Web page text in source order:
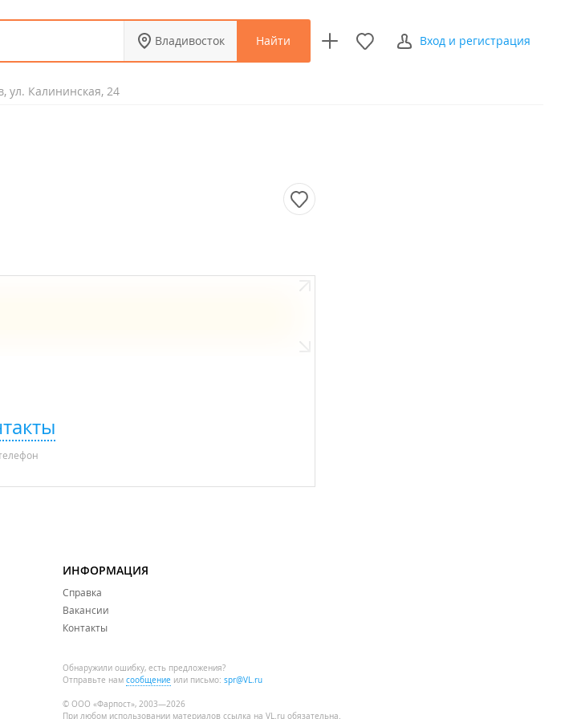
Владивосток Найти Вход и регистрация
ул. Калининская, 24
ИНФОРМАЦИЯ
Справка
Вакансии
Контакты
Обнаружили ошибку, есть предложения?
Отправьте нам сообщение или письмо: spr@VL.ru
© ООО «Фарпост», 2003—2026
При любом использовании материалов ссылка на VL.ru обязательна.